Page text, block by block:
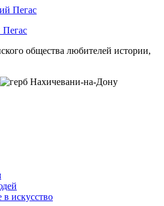
Пегас
общества любителей истории,
искусство